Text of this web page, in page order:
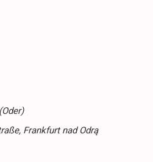
Frankfurt nad Odrą